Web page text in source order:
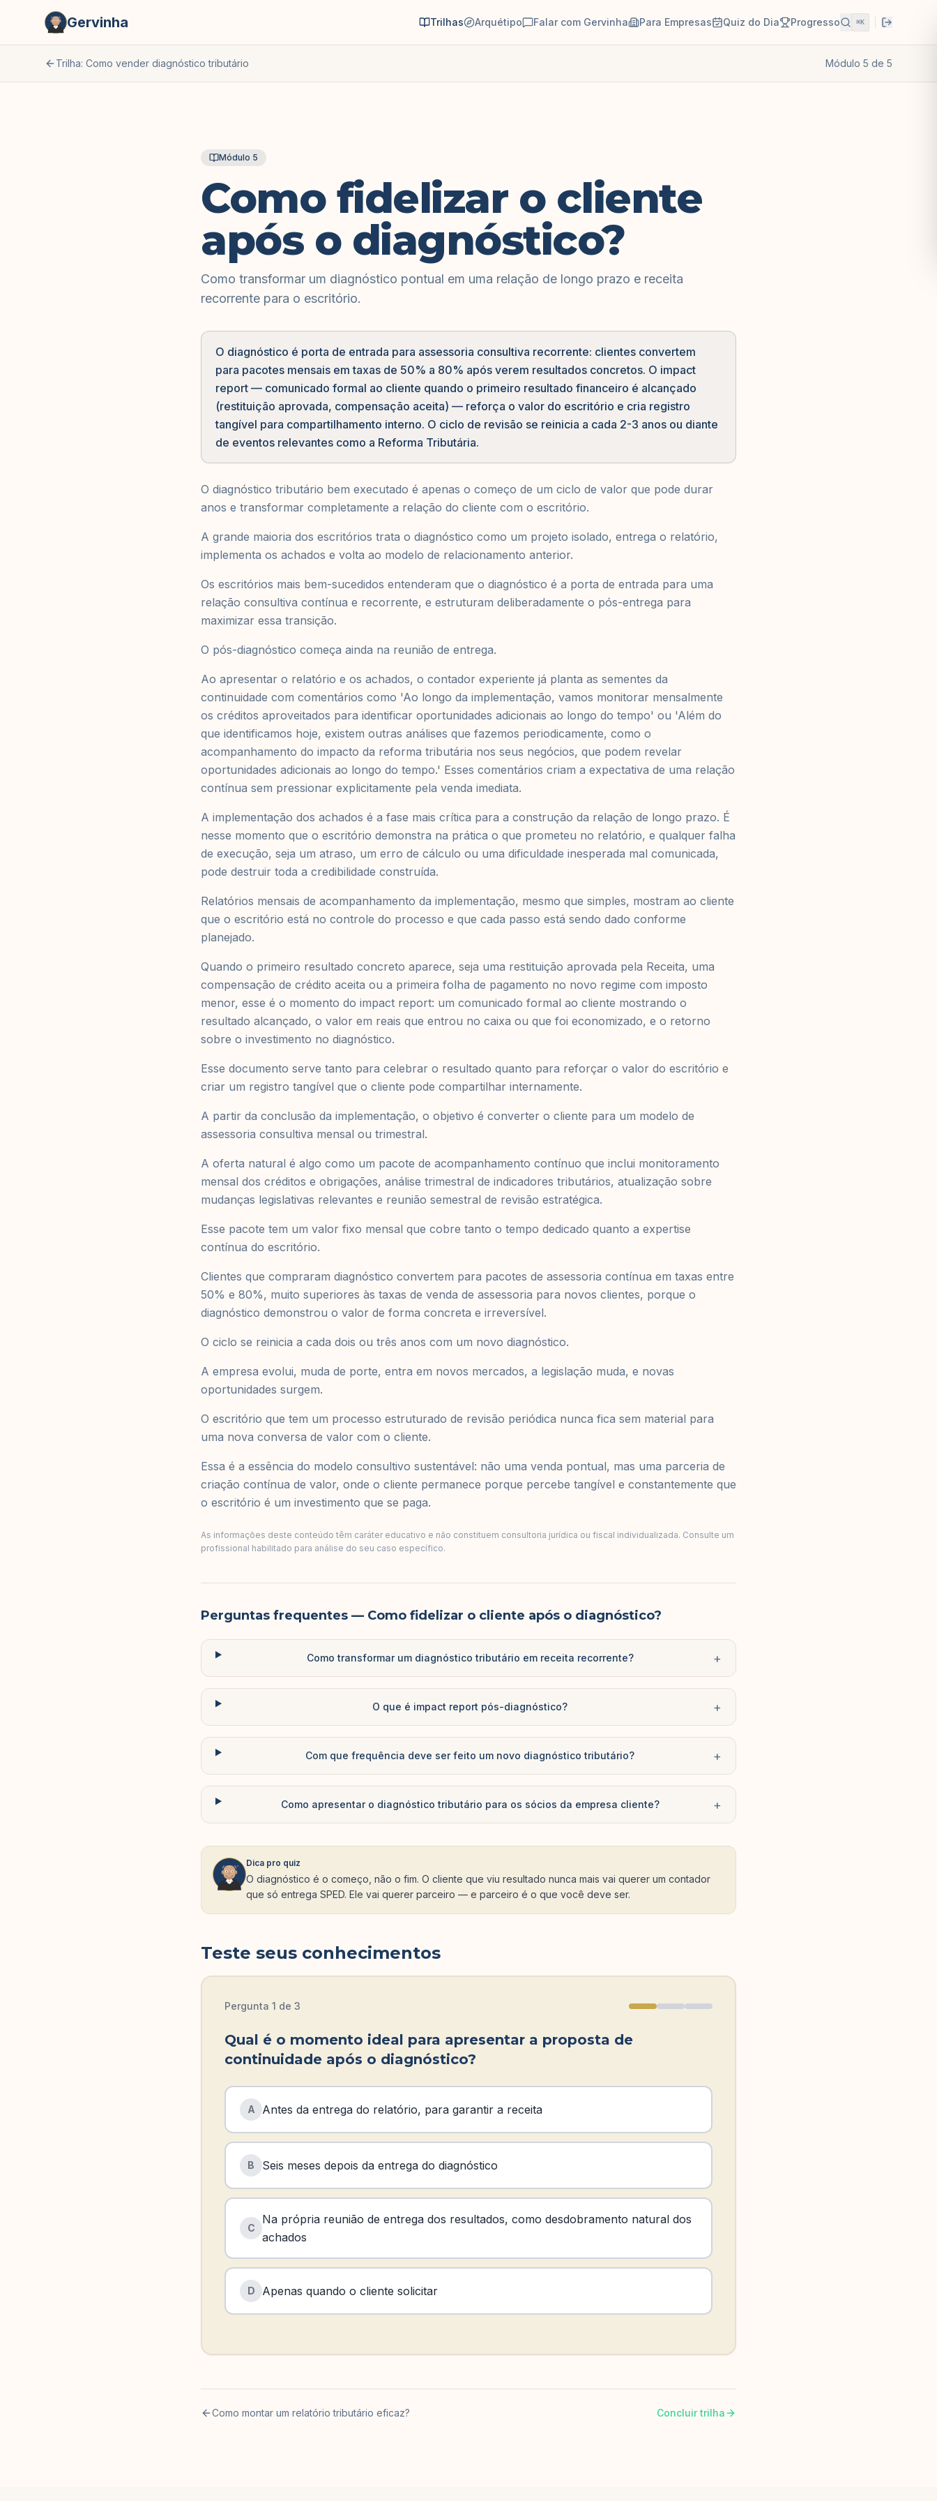
Gervinha Trilhas Arquétipo Falar com Gervinha Para Empresas Quiz do Dia Progresso ⌘K
Trilha: Como vender diagnóstico tributário Módulo 5 de 5
Módulo 5
Como fidelizar o cliente
após o diagnóstico?
Como transformar um diagnóstico pontual em uma relação de longo prazo e receita
recorrente para o escritório.
O diagnóstico é porta de entrada para assessoria consultiva recorrente: clientes convertem
para pacotes mensais em taxas de 50% a 80% após verem resultados concretos. O impact
report — comunicado formal ao cliente quando o primeiro resultado financeiro é alcançado
(restituição aprovada, compensação aceita) — reforça o valor do escritório e cria registro
tangível para compartilhamento interno. O ciclo de revisão se reinicia a cada 2-3 anos ou diante
de eventos relevantes como a Reforma Tributária.
O diagnóstico tributário bem executado é apenas o começo de um ciclo de valor que pode durar
anos e transformar completamente a relação do cliente com o escritório.
A grande maioria dos escritórios trata o diagnóstico como um projeto isolado, entrega o relatório,
implementa os achados e volta ao modelo de relacionamento anterior.
Os escritórios mais bem-sucedidos entenderam que o diagnóstico é a porta de entrada para uma
relação consultiva contínua e recorrente, e estruturam deliberadamente o pós-entrega para
maximizar essa transição.
O pós-diagnóstico começa ainda na reunião de entrega.
Ao apresentar o relatório e os achados, o contador experiente já planta as sementes da
continuidade com comentários como 'Ao longo da implementação, vamos monitorar mensalmente
os créditos aproveitados para identificar oportunidades adicionais ao longo do tempo' ou 'Além do
que identificamos hoje, existem outras análises que fazemos periodicamente, como o
acompanhamento do impacto da reforma tributária nos seus negócios, que podem revelar
oportunidades adicionais ao longo do tempo.' Esses comentários criam a expectativa de uma relação
contínua sem pressionar explicitamente pela venda imediata.
A implementação dos achados é a fase mais crítica para a construção da relação de longo prazo. É
nesse momento que o escritório demonstra na prática o que prometeu no relatório, e qualquer falha
de execução, seja um atraso, um erro de cálculo ou uma dificuldade inesperada mal comunicada,
pode destruir toda a credibilidade construída.
Relatórios mensais de acompanhamento da implementação, mesmo que simples, mostram ao cliente
que o escritório está no controle do processo e que cada passo está sendo dado conforme
planejado.
Quando o primeiro resultado concreto aparece, seja uma restituição aprovada pela Receita, uma
compensação de crédito aceita ou a primeira folha de pagamento no novo regime com imposto
menor, esse é o momento do impact report: um comunicado formal ao cliente mostrando o
resultado alcançado, o valor em reais que entrou no caixa ou que foi economizado, e o retorno
sobre o investimento no diagnóstico.
Esse documento serve tanto para celebrar o resultado quanto para reforçar o valor do escritório e
criar um registro tangível que o cliente pode compartilhar internamente.
A partir da conclusão da implementação, o objetivo é converter o cliente para um modelo de
assessoria consultiva mensal ou trimestral.
A oferta natural é algo como um pacote de acompanhamento contínuo que inclui monitoramento
mensal dos créditos e obrigações, análise trimestral de indicadores tributários, atualização sobre
mudanças legislativas relevantes e reunião semestral de revisão estratégica.
Esse pacote tem um valor fixo mensal que cobre tanto o tempo dedicado quanto a expertise
contínua do escritório.
Clientes que compraram diagnóstico convertem para pacotes de assessoria contínua em taxas entre
50% e 80%, muito superiores às taxas de venda de assessoria para novos clientes, porque o
diagnóstico demonstrou o valor de forma concreta e irreversível.
O ciclo se reinicia a cada dois ou três anos com um novo diagnóstico.
A empresa evolui, muda de porte, entra em novos mercados, a legislação muda, e novas
oportunidades surgem.
O escritório que tem um processo estruturado de revisão periódica nunca fica sem material para
uma nova conversa de valor com o cliente.
Essa é a essência do modelo consultivo sustentável: não uma venda pontual, mas uma parceria de
criação contínua de valor, onde o cliente permanece porque percebe tangível e constantemente que
o escritório é um investimento que se paga.
As informações deste conteúdo têm caráter educativo e não constituem consultoria jurídica ou fiscal individualizada. Consulte um
profissional habilitado para análise do seu caso específico.
Perguntas frequentes — Como fidelizar o cliente após o diagnóstico?
Como transformar um diagnóstico tributário em receita recorrente? +
O que é impact report pós-diagnóstico? +
Com que frequência deve ser feito um novo diagnóstico tributário? +
Como apresentar o diagnóstico tributário para os sócios da empresa cliente? +
Dica pro quiz
O diagnóstico é o começo, não o fim. O cliente que viu resultado nunca mais vai querer um contador
que só entrega SPED. Ele vai querer parceiro — e parceiro é o que você deve ser.
Teste seus conhecimentos
Pergunta 1 de 3
Qual é o momento ideal para apresentar a proposta de
continuidade após o diagnóstico?
A Antes da entrega do relatório, para garantir a receita
B Seis meses depois da entrega do diagnóstico
C
Na própria reunião de entrega dos resultados, como desdobramento natural dos
achados
D Apenas quando o cliente solicitar
Como montar um relatório tributário eficaz? Concluir trilha